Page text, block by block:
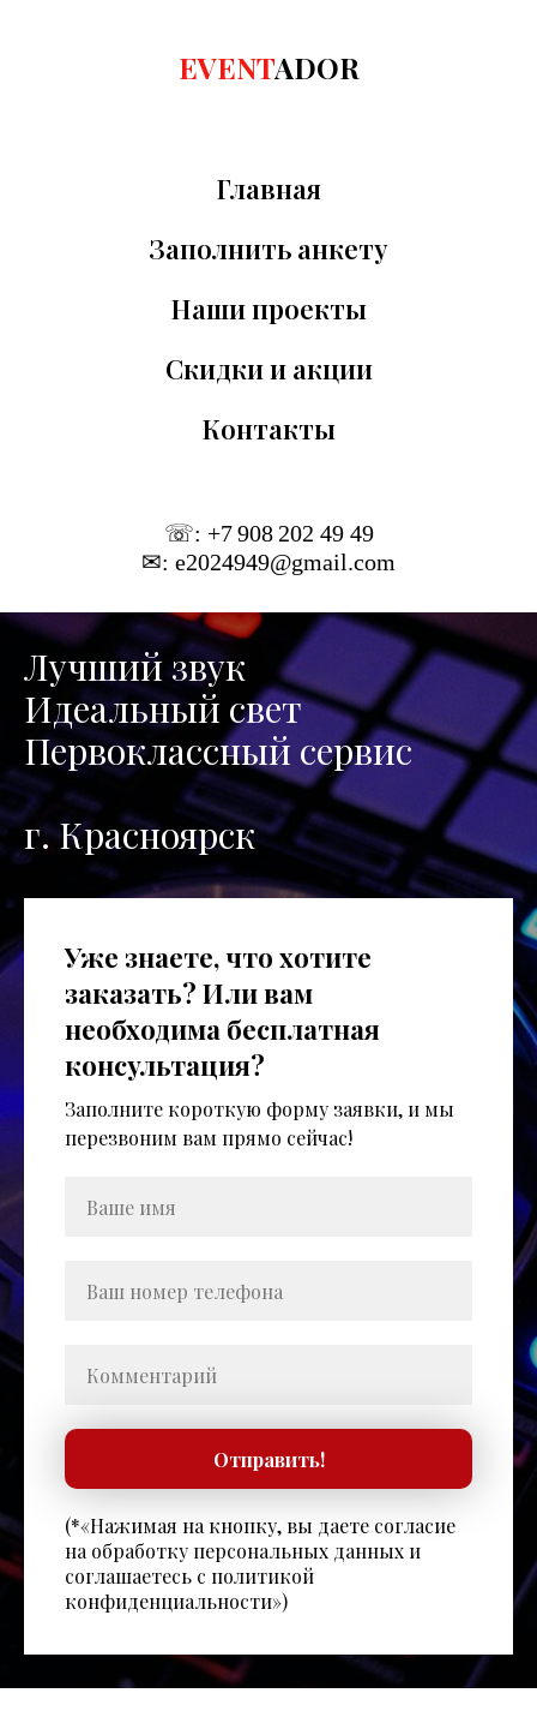
EVENTADOR
Главная
Заполнить анкету
Наши проекты
Скидки и акции
Контакты
☏: +7 908 202 49 49
✉: e2024949@gmail.com
Лучший звук
Идеальный свет
Первоклассный сервис
г. Красноярск
Уже знаете, что хотите
заказать? Или вам
необходима бесплатная
консультация?
Заполните короткую форму заявки, и мы
перезвоним вам прямо сейчас!
Отправить!
(*«Нажимая на кнопку, вы даете согласие
на обработку персональных данных и
соглашаетесь c политикой
конфиденциальности»)